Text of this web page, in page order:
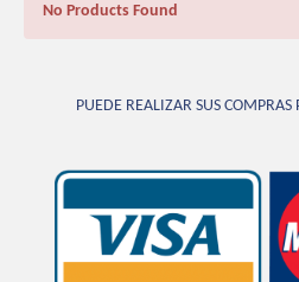
No Products Found
PUEDE REALIZAR SUS COMPRAS